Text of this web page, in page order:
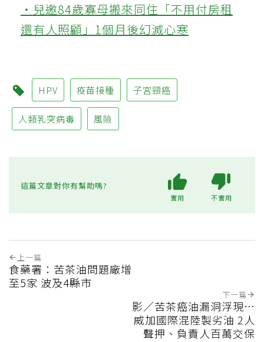
‧兒邀84歲寡母搬來同住「不用付房租
還有人照顧」1個月後幻滅心寒
HPV 疫苗接種 子宮頸癌
人類乳突病毒 風險
這篇文章對你有幫助嗎?
實用 不實用
上一篇
食藥署：苦茶油問題廠增
至5家 波及4縣市
下一篇
影／苦茶癌油漏洞浮現…
威加國際混陸製劣油 2人
聲押、負責人百萬交保